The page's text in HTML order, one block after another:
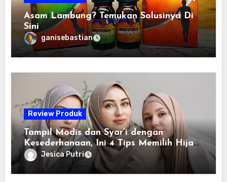
Asam Lambung? Temukan Solusinya Di
Sini
ganisebastian
Review Produk
Tampil Modis dan Syar’i dengan
Kesederhanaan, Ini 4 Tips Memilih Hijab
Kekinian Terbaik
Jesica Putri